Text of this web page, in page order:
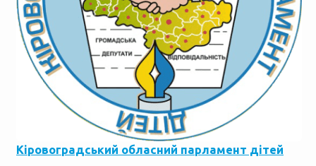
Кіровоградський обласний парламент дітей